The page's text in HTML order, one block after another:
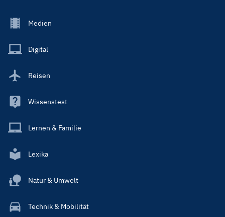
Footer
Main
Medien
Digital
Reisen
Wissenstest
Lernen & Familie
Lexika
Natur & Umwelt
Technik & Mobilität